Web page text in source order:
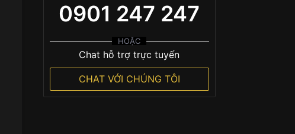
0901 247 247
HOẶC
Chat hỗ trợ trực tuyến
CHAT VỚI CHÚNG TÔI